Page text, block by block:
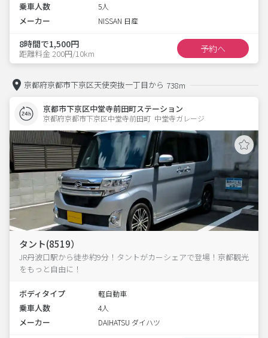
乗車人数 5人
メーカー NISSAN 日産
8時間で1,500円
距離料金 200円/10km 予約へ
京都府京都市下京区天使突抜一丁目から 738m
京都市下京区中堂寺前田町ステーション
京都府京都市下京区中堂寺前田町  中堂寺ガレージ
タント(8519）
JR丹波口駅から徒歩約9分！タントがカーシェアで登場！京都観光
をもっと自由に！
ボディタイプ 軽自動車
乗車人数 4人
メーカー DAIHATSU ダイハツ